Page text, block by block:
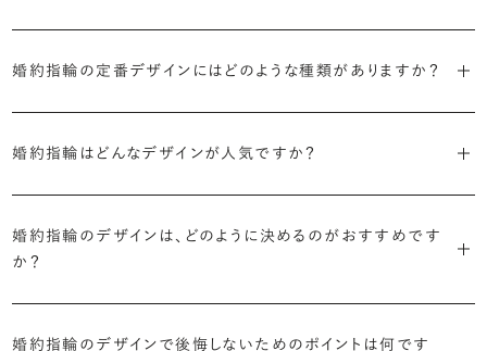
リング」は婚約指輪の別名です。
Ring（エンゲージメントリング）と呼ばれます。
婚約指輪の定番デザインにはどのような種類がありますか？
リリアンスプラスでも不動の人気を誇ります。
婚約指輪はどんなデザインが人気ですか？
に留めた王道のデザイン「ソリティア」です。
婚約指輪のデザインは、どのように決めるのがおすすめです
か？
す。
婚約指輪のデザインで後悔しないためのポイントは何です